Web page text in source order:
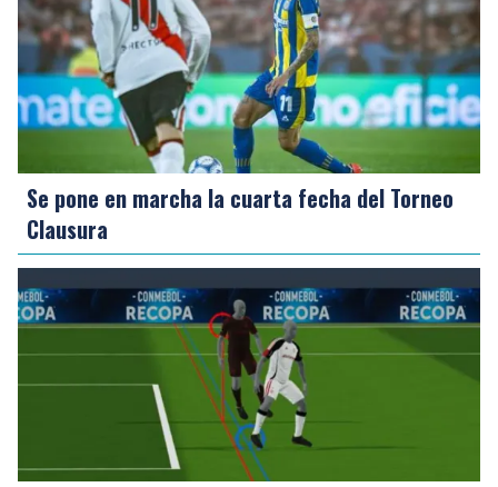
Se pone en marcha la cuarta fecha del Torneo
Clausura